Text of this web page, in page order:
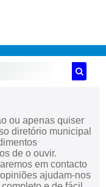
ou apenas quiser
diretório municipal
de o ouvir.
em contacto
ajudam-nos